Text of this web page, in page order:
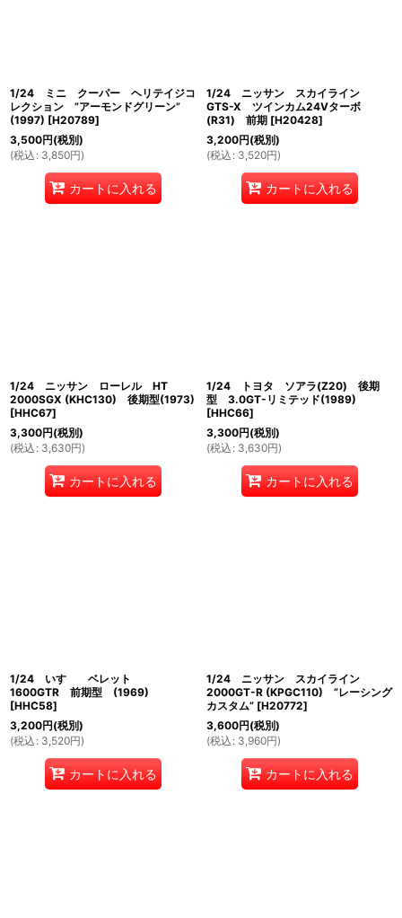
1/24 ミニ クーパー ヘリテイジコ
レクション ”アーモンドグリーン”
(1997) [H20789]
3,500円(税別)
(税込 : 3,850円)
カートに入れる
1/24 ニッサン スカイライン
GTS-X ツインカム24Vターボ
(R31) 前期 [H20428]
3,200円(税別)
(税込 : 3,520円)
カートに入れる
1/24 ニッサン ローレル HT
2000SGX (KHC130) 後期型(1973)
[HHC67]
3,300円(税別)
(税込 : 3,630円)
カートに入れる
1/24 トヨタ ソアラ(Z20) 後期
型 3.0GT-リミテッド(1989)
[HHC66]
3,300円(税別)
(税込 : 3,630円)
カートに入れる
1/24 いすゞ ベレット
1600GTR 前期型 (1969)
[HHC58]
3,200円(税別)
(税込 : 3,520円)
カートに入れる
1/24 ニッサン スカイライン
2000GT-R (KPGC110) ”レーシング
カスタム” [H20772]
3,600円(税別)
(税込 : 3,960円)
カートに入れる